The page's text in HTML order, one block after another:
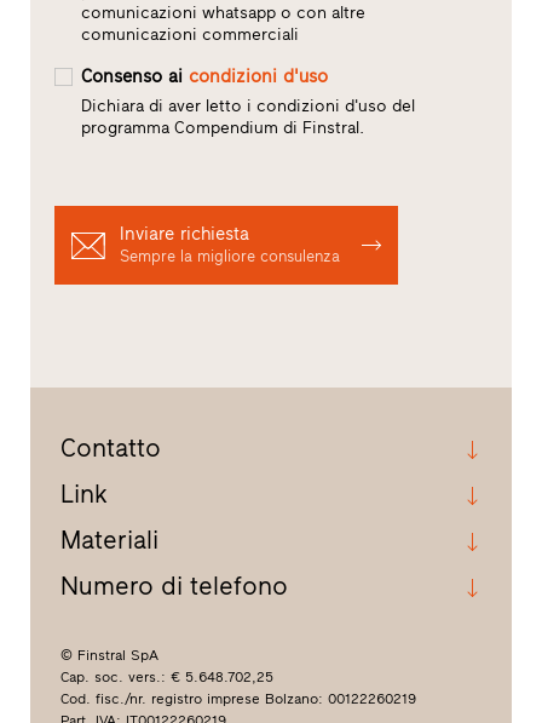
comunicazioni whatsapp o con altre
comunicazioni commerciali
Consenso ai condizioni d'uso
Dichiara di aver letto i condizioni d'uso del
programma Compendium di Finstral.
Inviare richiesta
Sempre la migliore consulenza
Contatto
Link
Materiali
Numero di telefono
© Finstral SpA
Cap. soc. vers.: € 5.648.702,25
Cod. fisc./nr. registro imprese Bolzano: 00122260219